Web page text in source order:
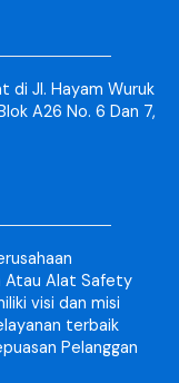
di Jl. Hayam Wuruk
A26 No. 6 Dan 7,
Atau Alat Safety
visi dan misi
terbaik
Pelanggan